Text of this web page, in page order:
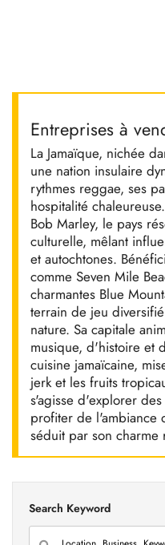
Entreprises à
La Jamaïque, nichée
une nation insulaire
rythmes reggae, ses
hospitalité
Bob Marley, le pays
culturelle, mêlant
et autochtones.
comme Seven Mile
charmantes Blue
terrain de jeu
nature. Sa capitale
musique, d'histoire et
cuisine jamaïcaine,
jerk et les fruits
s'agisse d'explorer
profiter de l'ambiance
séduit par son charme
Search Keyword